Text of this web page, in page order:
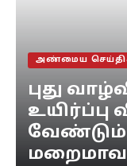
அண்மைய
புது
வேண்டும்